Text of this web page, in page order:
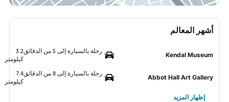
أشهر المعالم
Kendal Museum
رحلة بالسيارة إلى 5 من الدقائق
3.2
كيلومتر
Abbot Hall Art Gallery
رحلة بالسيارة إلى 8 من الدقائق
7.4
كيلومتر
إظهار المزيد